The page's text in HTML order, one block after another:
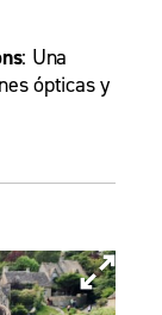
: Una
ópticas y